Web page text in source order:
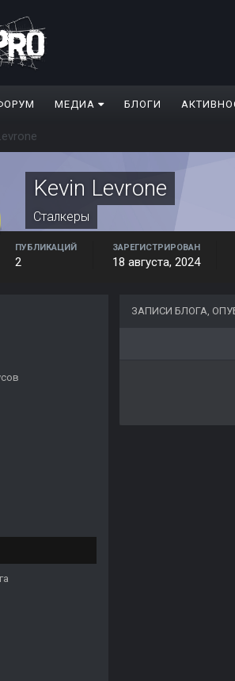
МЕДИА БЛОГИ
Kevin Levrone
Сталкеры
ПУБЛИКАЦИЙ
2
ЗАРЕГИСТРИРОВАН
18 августа, 2024
ЗАПИСИ БЛОГА,